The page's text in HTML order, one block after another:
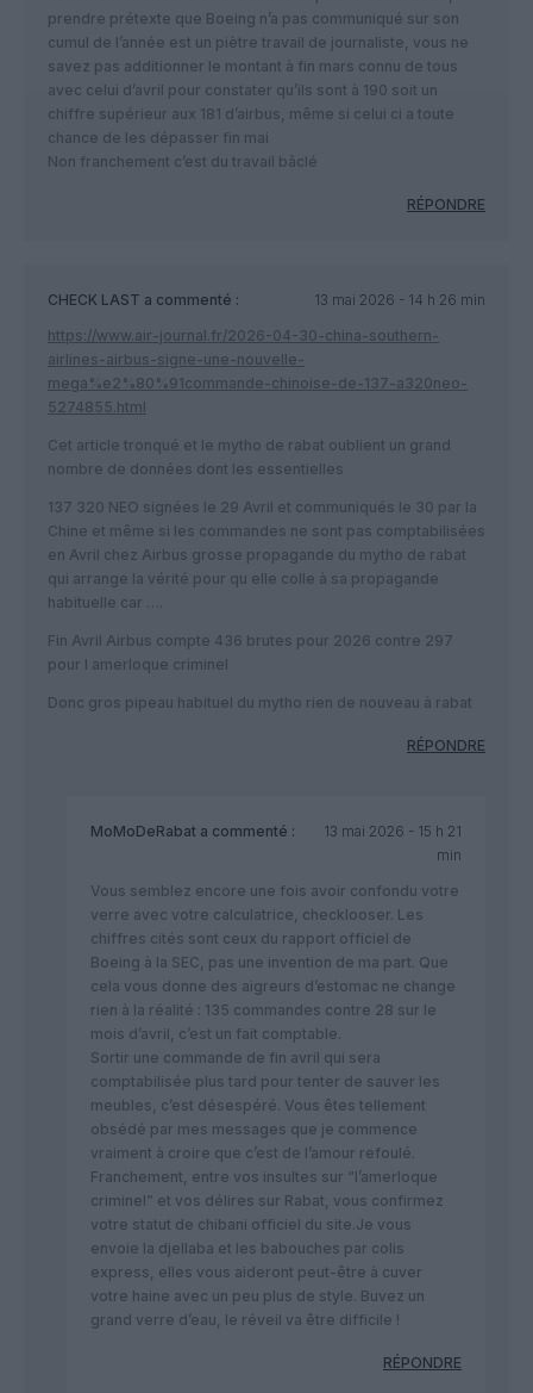
prendre prétexte que Boeing n’a pas communiqué sur son
cumul de l’année est un piètre travail de journaliste, vous ne
savez pas additionner le montant à fin mars connu de tous
avec celui d’avril pour constater qu’ils sont à 190 soit un
chiffre supérieur aux 181 d’airbus, même si celui ci a toute
chance de les dépasser fin mai
Non franchement c’est du travail bâclé
RÉPONDRE
CHECK LAST a commenté :
13 mai 2026 - 14 h 26 min
https://www.air-journal.fr/2026-04-30-china-southern-
airlines-airbus-signe-une-nouvelle-
mega%e2%80%91commande-chinoise-de-137-a320neo-
5274855.html
Cet article tronqué et le mytho de rabat oublient un grand
nombre de données dont les essentielles
137 320 NEO signées le 29 Avril et communiqués le 30 par la
Chine et même si les commandes ne sont pas comptabilisées
en Avril chez Airbus grosse propagande du mytho de rabat
qui arrange la vérité pour qu elle colle à sa propagande
habituelle car ….
Fin Avril Airbus compte 436 brutes pour 2026 contre 297
pour l amerloque criminel
Donc gros pipeau habituel du mytho rien de nouveau à rabat
RÉPONDRE
MoMoDeRabat a commenté :
13 mai 2026 - 15 h 21
min
Vous semblez encore une fois avoir confondu votre
verre avec votre calculatrice, checklooser. Les
chiffres cités sont ceux du rapport officiel de
Boeing à la SEC, pas une invention de ma part. Que
cela vous donne des aigreurs d’estomac ne change
rien à la réalité : 135 commandes contre 28 sur le
mois d’avril, c’est un fait comptable.
​Sortir une commande de fin avril qui sera
comptabilisée plus tard pour tenter de sauver les
meubles, c’est désespéré. Vous êtes tellement
obsédé par mes messages que je commence
vraiment à croire que c’est de l’amour refoulé.
​Franchement, entre vos insultes sur “l’amerloque
criminel” et vos délires sur Rabat, vous confirmez
votre statut de chibani officiel du site.Je vous
envoie la djellaba et les babouches par colis
express, elles vous aideront peut-être à cuver
votre haine avec un peu plus de style. Buvez un
grand verre d’eau, le réveil va être difficile !
RÉPONDRE